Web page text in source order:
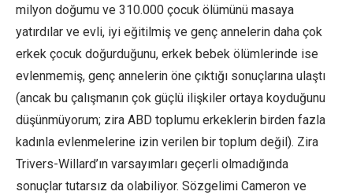
milyon doğumu ve 310.000 çocuk ölümünü masaya
yatırdılar ve evli, iyi eğitilmiş ve genç annelerin daha çok
erkek çocuk doğurduğunu, erkek bebek ölümlerinde ise
evlenmemiş, genç annelerin öne çıktığı sonuçlarına ulaştı
(ancak bu çalışmanın çok güçlü ilişkiler ortaya koyduğunu
düşünmüyorum; zira ABD toplumu erkeklerin birden fazla
kadınla evlenmelerine izin verilen bir toplum değil). Zira
Trivers-Willard’ın varsayımları geçerli olmadığında
sonuçlar tutarsız da olabiliyor. Sözgelimi Cameron ve